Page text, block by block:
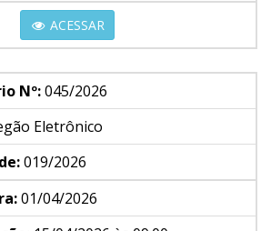
ACESSAR
Nº:045/2026
Eletrônico
019/2026
01/04/2026